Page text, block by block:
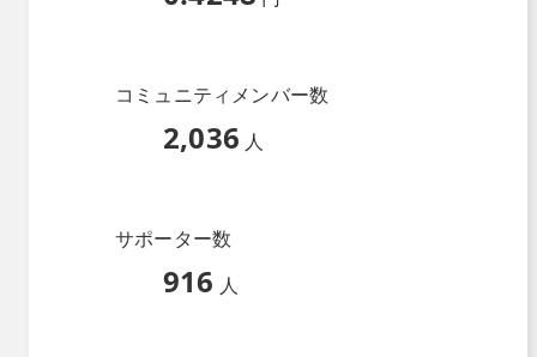
コミュニティメンバー数
2,036 人
サポーター数
916 人